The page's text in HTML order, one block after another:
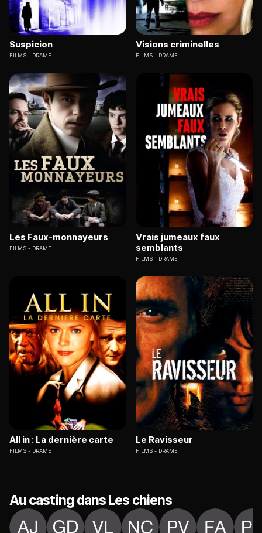
Suspicion
FILMS DRAME
Visions criminelles
FILMS DRAME
Les Faux-monnayeurs
FILMS DRAME
Vrais jumeaux faux
semblants
FILMS DRAME
All in : La dernière carte
FILMS DRAME
Le Ravisseur
FILMS DRAME
Au casting dans Les chiens